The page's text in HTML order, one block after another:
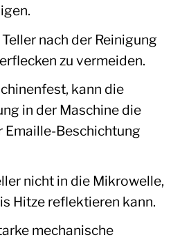
nach der Reinigung
zu vermeiden.
kann die
in der Maschine die
Emaille-Beschichtung
nicht in die Mikrowelle,
Hitze reflektieren kann.
mechanische